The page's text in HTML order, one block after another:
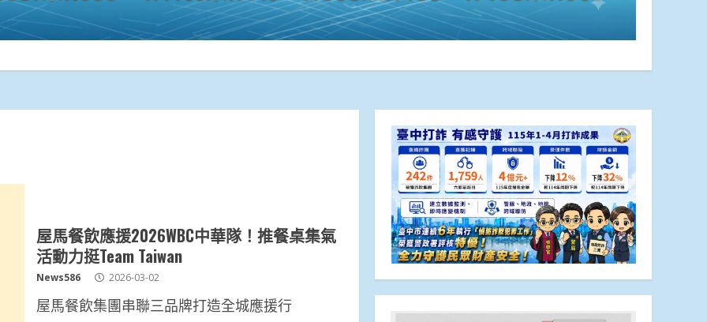
屋馬餐飲應援2026WBC中華隊！推餐桌集氣
活動力挺Team Taiwan
News586 2026-03-02
屋馬餐飲集團串聯三品牌打造全城應援行